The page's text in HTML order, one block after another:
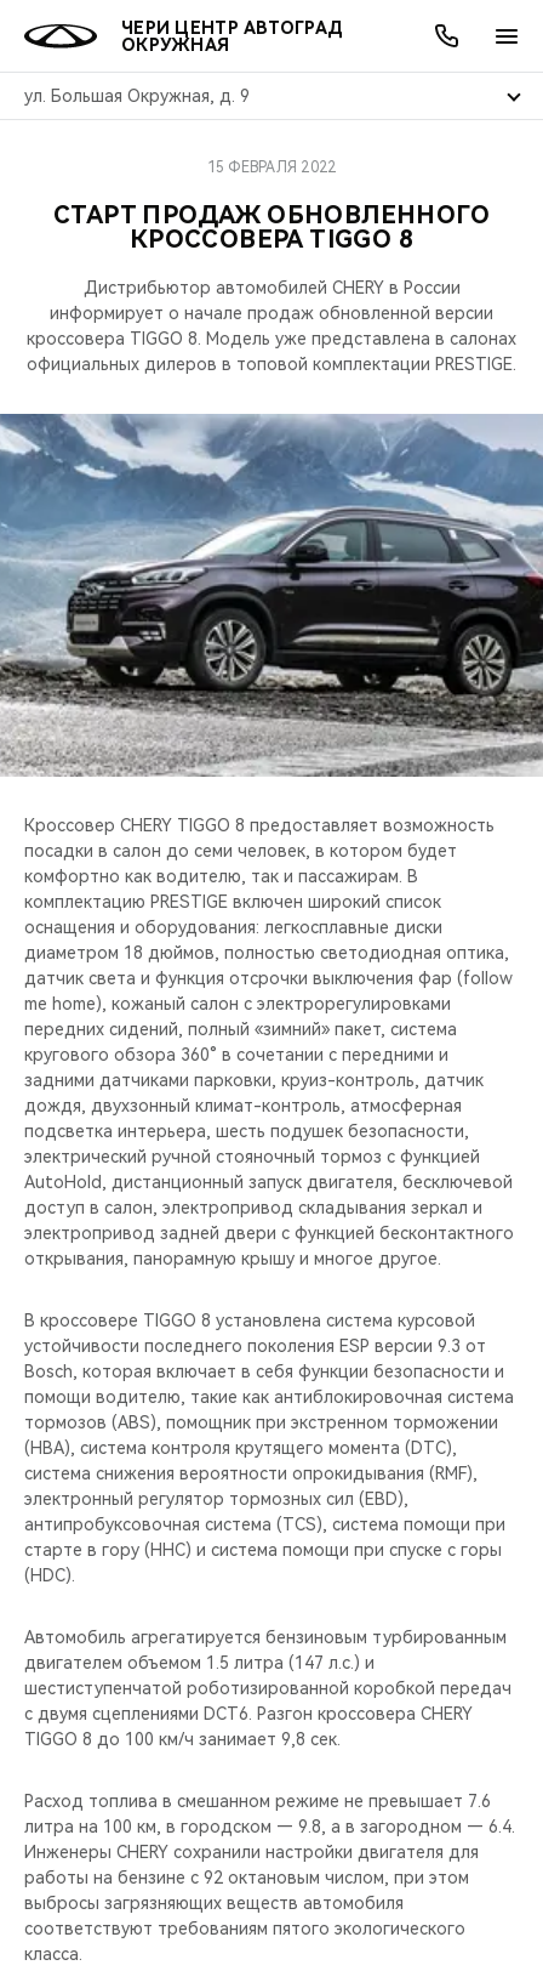
ЧЕРИ ЦЕНТР АВТОГРАД
ОКРУЖНАЯ
ул. Большая Окружная, д. 9
МОДЕЛИ
ВСЕ МОДЕЛИ
КРОССОВЕРЫ
НОВИНКИ
ПОКУПАТЕЛЯМ
ВЫБОР И ПОКУПКА
КРЕДИТ И СТРАХОВАНИЕ
ВЛАДЕЛЬЦАМ
ЗАПЧАСТИ И АКСЕССУАРЫ
ПОДДЕРЖКА
CHERY CONNECT
МИР CHERY
О БРЕНДЕ
CHERY В СОЦСЕТЯХ
ЛЮДИ CHERY
БЛАГОТВОРИТЕЛЬНОСТЬ
CHERY REMOTE
CHERY И СПОРТ
НАШИ МЕРОПРИЯТИЯ
ВИДЕООБЗОРЫ
АКЦИИ
ВЫГОДЫ И АКЦИИ
ОНЛАЙН СЕРВИСЫ
ВЫБОР И ПОКУПКА
КРЕДИТ
О КОМПАНИИ
МЫ В СОЦСЕТЯХ
СТАРТ ПРОДАЖ ОБНОВЛЕННОГО
КРОССОВЕРА TIGGO 8
15 ФЕВРАЛЯ 2022
Дистрибьютор автомобилей CHERY в России
информирует о начале продаж обновленной версии
кроссовера TIGGO 8. Модель уже представлена в салонах
официальных дилеров в топовой комплектации PRESTIGE.
Кроссовер CHERY TIGGO 8 предоставляет возможность
посадки в салон до семи человек, в котором будет
комфортно как водителю, так и пассажирам. В
комплектацию PRESTIGE включен широкий список
оснащения и оборудования: легкосплавные диски
диаметром 18 дюймов, полностью светодиодная оптика,
датчик света и функция отсрочки выключения фар (follow
me home), кожаный салон с электрорегулировками
передних сидений, полный «зимний» пакет, система
кругового обзора 360° в сочетании с передними и
задними датчиками парковки, круиз-контроль, датчик
дождя, двухзонный климат-контроль, атмосферная
подсветка интерьера, шесть подушек безопасности,
электрический ручной стояночный тормоз с функцией
AutoHold, дистанционный запуск двигателя, бесключевой
доступ в салон, электропривод складывания зеркал и
электропривод задней двери с функцией бесконтактного
открывания, панорамную крышу и многое другое.
В кроссовере TIGGO 8 установлена система курсовой
устойчивости последнего поколения ESP версии 9.3 от
Bosch, которая включает в себя функции безопасности и
помощи водителю, такие как антиблокировочная система
тормозов (ABS), помощник при экстренном торможении
(HBA), система контроля крутящего момента (DTC),
система снижения вероятности опрокидывания (RMF),
электронный регулятор тормозных сил (EBD),
антипробуксовочная система (TCS), система помощи при
старте в гору (HHC) и система помощи при спуске с горы
(HDC).
Автомобиль агрегатируется бензиновым турбированным
двигателем объемом 1.5 литра (147 л.c.) и
шестиступенчатой роботизированной коробкой передач
с двумя сцеплениями DCT6. Разгон кроссовера CHERY
TIGGO 8 до 100 км/ч занимает 9,8 сек.
Расход топлива в смешанном режиме не превышает 7.6
литра на 100 км, в городском — 9.8, а в загородном — 6.4.
Инженеры CHERY сохранили настройки двигателя для
работы на бензине с 92 октановым числом, при этом
выбросы загрязняющих веществ автомобиля
соответствуют требованиям пятого экологического
класса.